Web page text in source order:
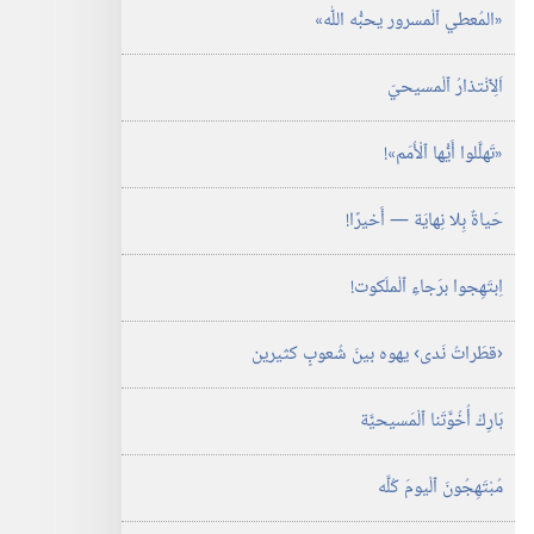
‏«المُعطي ٱلْمسرور يحبُّه اللّٰه»‏
اَلِٱنْتذارُ ٱلْمسيحيّ
‏«تَهلَّلوا أَيُّها ٱلْأُمَم»!‏
حَياةٌ بِلا نِهايَة —‏ أَخيرًا!‏
اِبتَهِجوا برَجاءِ ٱلْملَكوت!‏
‏‹قطَراتُ نَدى› يهوه بينَ شُعوبٍ كثيرين
بَارِكْ أُخُوَّتَنا ٱلْمَسيحيَّة
مُبْتَهِجُونَ ٱلْيومَ كُلَّه